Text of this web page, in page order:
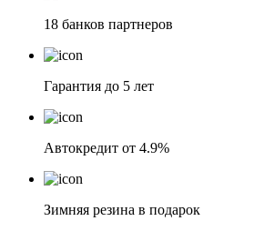
18 банков партнеров
Гарантия до 5 лет
Автокредит от 4.9%
Зимняя резина в подарок